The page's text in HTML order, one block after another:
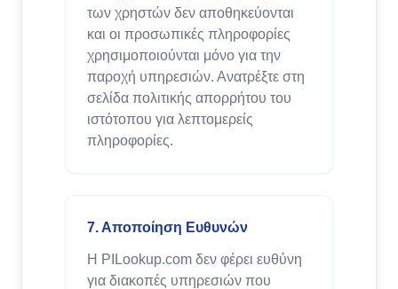
των χρηστών δεν αποθηκεύονται
και οι προσωπικές πληροφορίες
χρησιμοποιούνται μόνο για την
παροχή υπηρεσιών. Ανατρέξτε στη
σελίδα πολιτικής απορρήτου του
ιστότοπου για λεπτομερείς
πληροφορίες.
7. Αποποίηση Ευθυνών
Η PILookup.com δεν φέρει ευθύνη
για διακοπές υπηρεσιών που